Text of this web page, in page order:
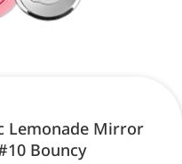
Lemonade Mirror
Bouncy